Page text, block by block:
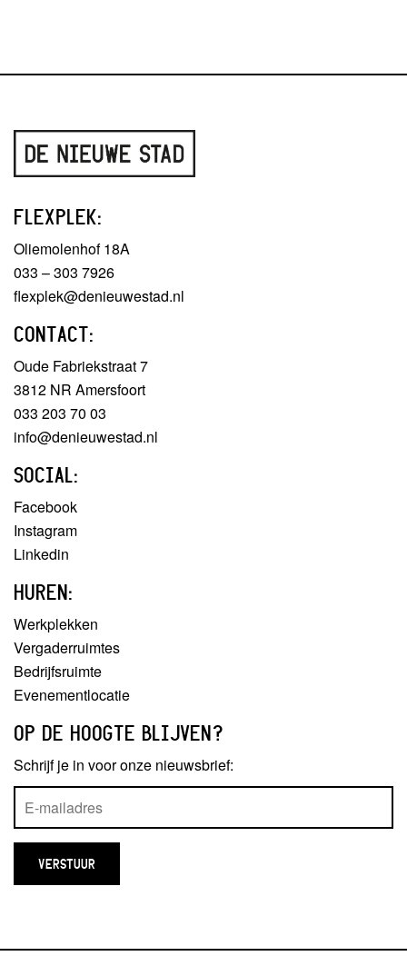
FLEXPLEK:
Oliemolenhof 18A
033 – 303 7926
flexplek@denieuwestad.nl
CONTACT:
Oude Fabriekstraat 7
3812 NR Amersfoort
033 203 70 03
info@denieuwestad.nl
SOCIAL:
Facebook
Instagram
Linkedin
HUREN:
Werkplekken
Vergaderruimtes
Bedrijfsruimte
Evenementlocatie
OP DE HOOGTE BLIJVEN?
Schrijf je in voor onze nieuwsbrief: